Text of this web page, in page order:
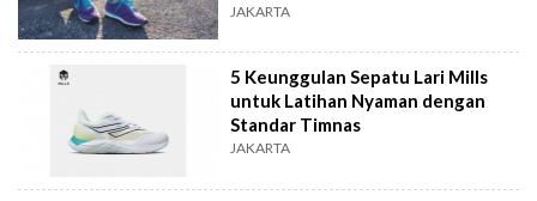
JAKARTA
5 Keunggulan Sepatu Lari Mills
untuk Latihan Nyaman dengan
Standar Timnas
JAKARTA